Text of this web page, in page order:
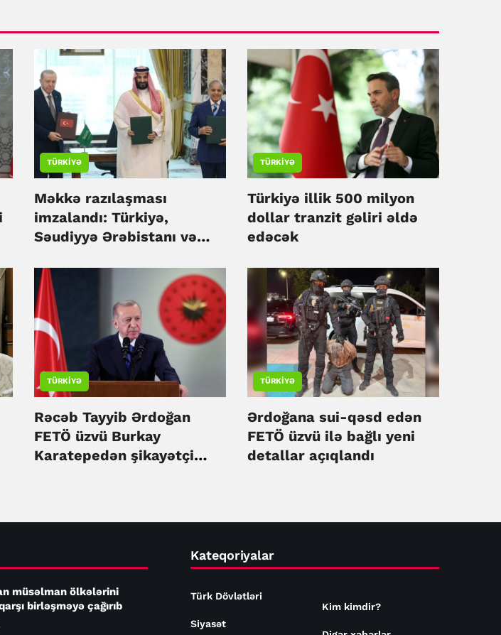
TÜRKIYƏ
Məkkə razılaşması
imzalandı: Türkiyə,
Səudiyyə Ərəbistanı və
öhdəliyi götürdü
TÜRKIYƏ
Türkiyə illik 500 milyon
dollar tranzit gəliri əldə
edəcək
TÜRKIYƏ
Rəcəb Tayyib Ərdoğan
FETÖ üzvü Burkay
Karatepedən şikayətçi
TÜRKIYƏ
Ərdoğana sui-qəsd edən
FETÖ üzvü ilə bağlı yeni
detallar açıqlandı
müsəlman ölkələrini
birləşməyə çağırıb
Kateqoriyalar
Türk Dövlətləri
Siyasət
Kim kimdir?